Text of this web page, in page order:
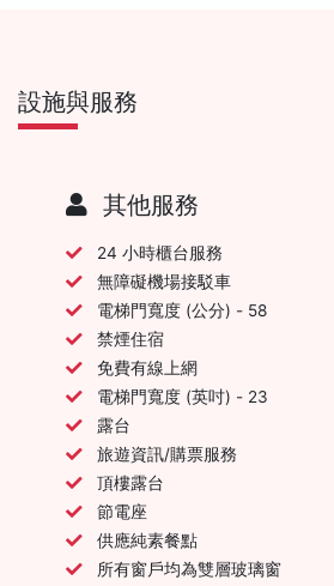
設施與服務
其他服務
24 小時櫃台服務
無障礙機場接駁車
電梯門寬度 (公分) - 58
禁煙住宿
免費有線上網
電梯門寬度 (英吋) - 23
露台
旅遊資訊/購票服務
頂樓露台
節電座
供應純素餐點
所有窗戶均為雙層玻璃窗